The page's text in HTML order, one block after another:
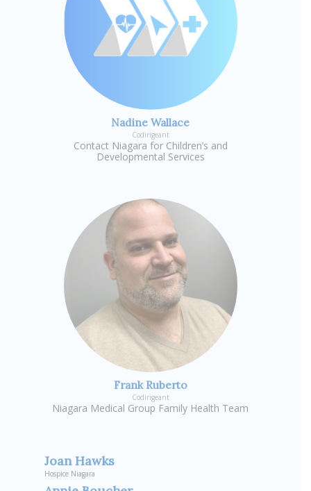
Nadine Wallace
Codirigeant
Contact Niagara for Children’s and
Developmental Services
Frank Ruberto
Codirigeant
Niagara Medical Group Family Health Team
Joan Hawks
Hospice Niagara